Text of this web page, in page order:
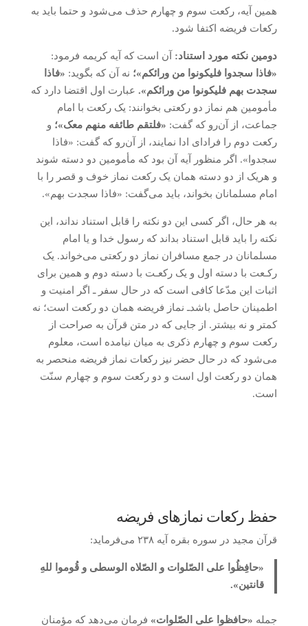
همین آیه، رکعت سوم و چهارم حذف می‌شود و حتما باید به
رکعات فریضه اکتفا شود.
دومین نکته مورد استناد: آن است که آیه کریمه فرمود:
«فاذا سجدوا فلیکونوا من ورائکم»؛ نه آن که بگوید: «فاذا
سجدت بهم فلیکونوا من ورائکم». عبارت اول اقتضا دارد که
مأمومین هم نماز دو رکعتی بخوانند: یک رکعت با امام
جماعت، از آن‌رو که گفت: «فلتقم طائفه منهم معک»؛ و
رکعت دوم را فرادای ادا نمایند، از آن‌رو که گفت: «فاذا
سجدوا». اگر منظور آیه آن بود که مأمومین دو دسته شوند
و هریک از دو دسته همان یک رکعت نماز خوف و قصر را با
امام مسلمانان بخواند، باید می‌گفت: «فاذا سجدت بهم».
به هر حال، اگر کسی این دو نکته را قابل استناد نداند، این
نکته را باید قابل استناد بداند که رسول خدا و یا امام
مسلمانان در جمع مسافران نماز دو رکعتی می‌خواند. یک
رکـعت با دسته اول و یک رکعـت با دسته دوم و همین برای
اثبات این مدّعا کافی است که در حال سفر ـ اگر امنیت و
اطمینان حاصل باشدـ نماز فریضه همان دو رکعت است؛ نه
کمتر و نه بیشتر. از جایی که در متن قرآن به صراحت از
رکعت سوم و چهارم ذکری به میان نیامده است، معلوم
می‌شود که در حال حضر نیز رکعات نماز فریضه منحصر به
همان دو رکعت اول است و دو رکعت سوم و چهارم سنّت
است.
حفظ رکعات نمازهای فریضه
قرآن مجید در سوره بقره آیه ۲۳۸ می‌فرماید:
«حافِظُوا علی الصّلوات و الصّلاه الوسطی و قُوموا للهِ
قانتین».
جمله «حافظوا علی الصّلوات» فرمان می‌دهد که مؤمنان